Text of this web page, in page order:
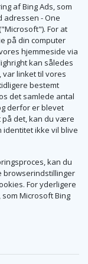
af Bing Ads, som
adressen - One
For at
på din computer
hjemmeside via
kan således
var linket til vores
bestemt
det samlede antal
derfor er blevet
på det, kan du være
identitet ikke vil blive
kan du
browserindstillinger
For yderligere
Microsoft Bing